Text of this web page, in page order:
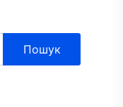
Пошук